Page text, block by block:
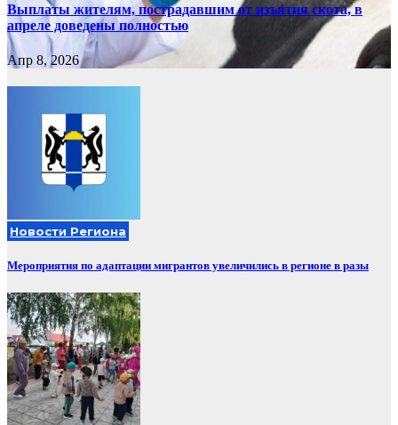
Выплаты жителям, пострадавшим от изъятия скота, в
апреле доведены полностью
Апр 8, 2026
Новости Региона
Мероприятия по адаптации мигрантов увеличились в регионе в разы